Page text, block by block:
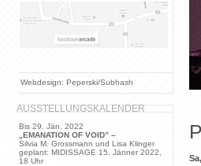
Webdesign: Peperski/Subhash
AUSSTELLUNGSKALENDER
Bis 29. Jän. 2022
„EMANATION OF VOID” –
Silvia M. Grossmann und Lisa Klinger
geplant: MIDISSAGE 15. Jänner 2022,
18 Uhr